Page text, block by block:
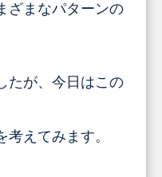
ざまなパターンの
たが、今日はこの
えてみます。